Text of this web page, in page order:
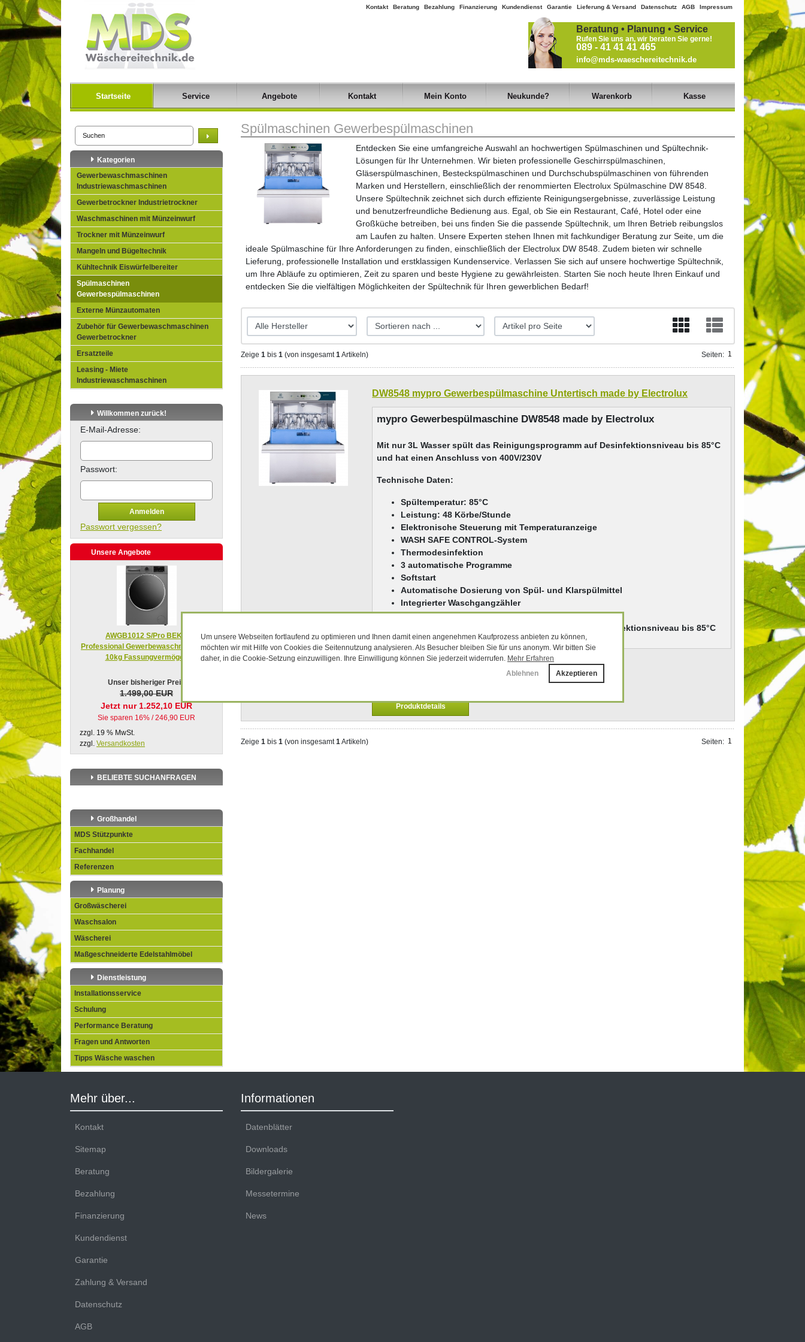
Um unsere Webseiten fortlaufend zu optimieren und Ihnen damit einen angenehmen Kaufprozess anbieten zu können,
möchten wir mit Hilfe von Cookies die Seitennutzung analysieren. Als Besucher bleiben Sie für uns anonym. Wir bitten Sie
daher, in die Cookie-Setzung einzuwilligen. Ihre Einwilligung können Sie jederzeit widerrufen. Mehr Erfahren
Ablehnen
Akzeptieren
Kontakt Beratung Bezahlung Finanzierung Kundendienst Garantie Lieferung & Versand Datenschutz AGB Impressum
Beratung • Planung • Service
Rufen Sie uns an, wir beraten Sie gerne!
089 - 41 41 41 465
info@mds-waeschereitechnik.de
Startseite Service Angebote Kontakt Mein Konto Neukunde? Warenkorb Kasse
Kategorien
Gewerbewaschmaschinen
Industriewaschmaschinen
Gewerbetrockner Industrietrockner
Waschmaschinen mit Münzeinwurf
Trockner mit Münzeinwurf
Mangeln und Bügeltechnik
Kühltechnik Eiswürfelbereiter
Spülmaschinen
Gewerbespülmaschinen
Externe Münzautomaten
Zubehör für Gewerbewaschmaschinen
Gewerbetrockner
Ersatzteile
Leasing - Miete
Industriewaschmaschinen
Willkommen zurück!
E-Mail-Adresse:
Passwort:
Anmelden
Passwort vergessen?
Unsere Angebote
AWGB1012 S/Pro BEKO
Professional Gewerbewaschmaschine
10kg Fassungvermögen
Unser bisheriger Preis
1.499,00 EUR
Jetzt nur 1.252,10 EUR
Sie sparen 16% / 246,90 EUR
zzgl. 19 % MwSt.
zzgl. Versandkosten
BELIEBTE SUCHANFRAGEN
Großhandel
MDS Stützpunkte
Fachhandel
Referenzen
Planung
Großwäscherei
Waschsalon
Wäscherei
Maßgeschneiderte Edelstahlmöbel
Dienstleistung
Installationsservice
Schulung
Performance Beratung
Fragen und Antworten
Tipps Wäsche waschen
Spülmaschinen Gewerbespülmaschinen
Entdecken Sie eine umfangreiche Auswahl an hochwertigen Spülmaschinen und Spültechnik-
Lösungen für Ihr Unternehmen. Wir bieten professionelle Geschirrspülmaschinen,
Gläserspülmaschinen, Besteckspülmaschinen und Durchschubspülmaschinen von führenden
Marken und Herstellern, einschließlich der renommierten Electrolux Spülmaschine DW 8548.
Unsere Spültechnik zeichnet sich durch effiziente Reinigungsergebnisse, zuverlässige Leistung
und benutzerfreundliche Bedienung aus. Egal, ob Sie ein Restaurant, Café, Hotel oder eine
Großküche betreiben, bei uns finden Sie die passende Spültechnik, um Ihren Betrieb reibungslos
am Laufen zu halten. Unsere Experten stehen Ihnen mit fachkundiger Beratung zur Seite, um die
ideale Spülmaschine für Ihre Anforderungen zu finden, einschließlich der Electrolux DW 8548. Zudem bieten wir schnelle
Lieferung, professionelle Installation und erstklassigen Kundenservice. Verlassen Sie sich auf unsere hochwertige Spültechnik,
um Ihre Abläufe zu optimieren, Zeit zu sparen und beste Hygiene zu gewährleisten. Starten Sie noch heute Ihren Einkauf und
entdecken Sie die vielfältigen Möglichkeiten der Spültechnik für Ihren gewerblichen Bedarf!
Zeige 1 bis 1 (von insgesamt1Artikeln) Seiten:: 1
DW8548 mypro Gewerbespülmaschine Untertisch made by Electrolux
mypro Gewerbespülmaschine DW8548 made by Electrolux
Mit nur 3L Wasser spült das Reinigungsprogramm auf Desinfektionsniveau bis 85°C
und hat einen Anschluss von 400V/230V
Technische Daten:
Spültemperatur: 85°C
Leistung: 48 Körbe/Stunde
Elektronische Steuerung mit Temperaturanzeige
WASH SAFE CONTROL-System
Thermodesinfektion
3 automatische Programme
Softstart
Automatische Dosierung von Spül- und Klarspülmittel
Integrierter Waschgangzähler
Anschluss: 400V/230V
Wasserbedarf: 3L für Reinigungsprogramm auf Desinfektionsniveau bis 85°C
3.739,00 EUR
Produktdetails
Zeige 1 bis 1 (von insgesamt1Artikeln) Seiten:: 1
Mehr über...
Kontakt
Sitemap
Beratung
Bezahlung
Finanzierung
Kundendienst
Garantie
Zahlung & Versand
Datenschutz
AGB
Informationen
Datenblätter
Downloads
Bildergalerie
Messetermine
News